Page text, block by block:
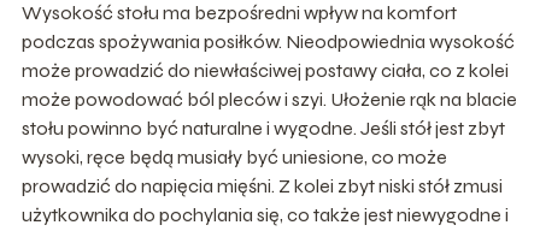
Wysokość stołu ma bezpośredni wpływ na komfort
podczas spożywania posiłków. Nieodpowiednia wysokość
może prowadzić do niewłaściwej postawy ciała, co z kolei
może powodować ból pleców i szyi. Ułożenie rąk na blacie
stołu powinno być naturalne i wygodne. Jeśli stół jest zbyt
wysoki, ręce będą musiały być uniesione, co może
prowadzić do napięcia mięśni. Z kolei zbyt niski stół zmusi
użytkownika do pochylania się, co także jest niewygodne i